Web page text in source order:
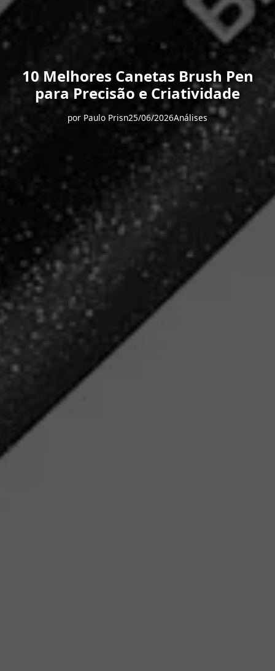
10 Melhores Canetas Brush Pen
para Precisão e Criatividade
por Paulo Prisn25/06/2026Análises